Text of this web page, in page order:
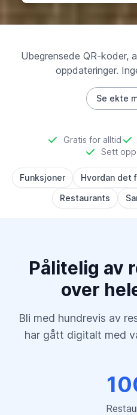
Ubegrensede QR-koder,
oppdateringer.
Se ekte
Gratis for alltid
Sett
Funksjoner Hvordan det
Restaurants
Pålitelig av
over
Bli med hundrevis av
har gått digitalt med